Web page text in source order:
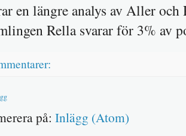
en längre analys av Aller
Rella svarar för 3% av
på: Inlägg (Atom)